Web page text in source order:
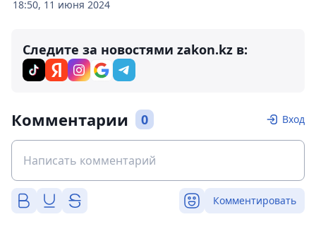
18:50, 11 июня 2024
Следите за новостями zakon.kz в:
Комментарии 0 Вход
Комментировать